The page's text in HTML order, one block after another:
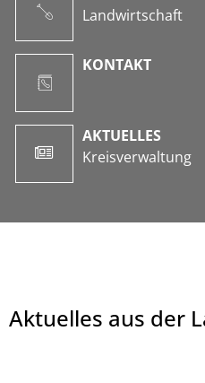
Landwirtschaft
KONTAKT
AKTUELLES
Kreisverwaltung
Aktuelles aus der